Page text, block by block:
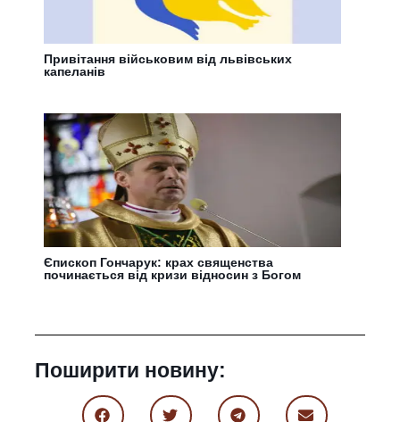
Привітання військовим від львівських
капеланів
Єпископ Гончарук: крах священства
починається від кризи відносин з Богом
Поширити новину: